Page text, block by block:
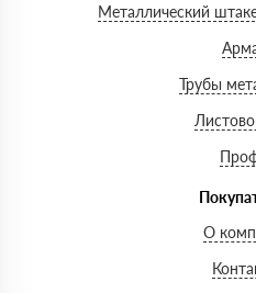
Металлический
Трубы
О